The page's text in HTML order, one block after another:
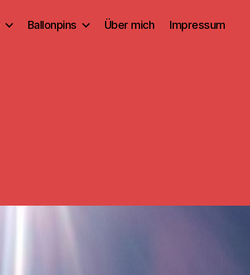
Ballonpins Über mich Impressum